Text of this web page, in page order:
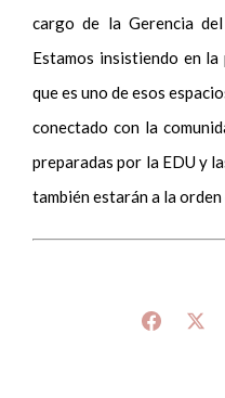
cargo de la Gerencia
Estamos insistiendo en la
que es uno de esos
conectado con la
preparadas por la EDU y
también estarán a la orden